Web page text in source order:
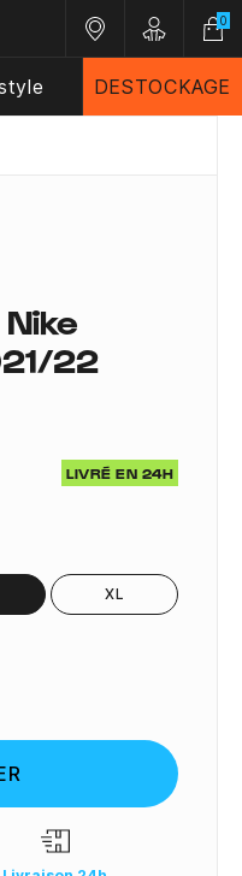
Nos magasins
Customer
0
DESTOCKAGE
22
LIVRÉ EN 24H
XL